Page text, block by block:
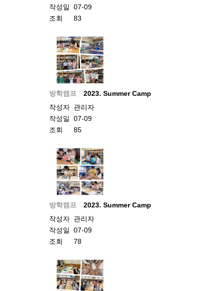
작성일
07-09
조회
83
방학캠프
2023. Summer Camp
작성자 관리자
작성일
07-09
조회
85
방학캠프
2023. Summer Camp
작성자 관리자
작성일
07-09
조회
78